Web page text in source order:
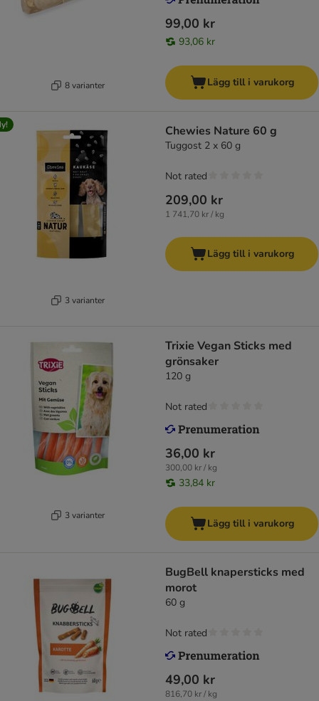
8 varianter
99,00 kr
93,06 kr
Lägg till i varukorg
3 varianter
Chewies Nature 60 g
Tuggost 2 x 60 g
209,00 kr
1 741,70 kr / kg
Not rated
Lägg till i varukorg
3 varianter
Trixie Vegan Sticks med
grönsaker
120 g
36,00 kr
300,00 kr / kg
33,84 kr
Not rated
Lägg till i varukorg
BugBell knapersticks med
morot
60 g
49,00 kr
816,70 kr / kg
Not rated